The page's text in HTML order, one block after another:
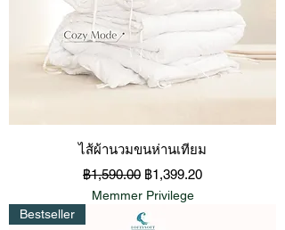
ไส้ผ้านวมขนห่านเทียม
ราคาปกติ
฿1,590.00 ราคาขายลด
฿1,399.20
Memmer Privilege
Bestseller